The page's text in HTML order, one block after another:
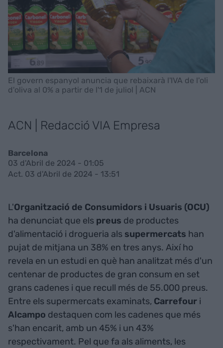
El govern espanyol anuncia que rebaixarà l'IVA de l'oli
d'oliva al 0% a partir de l'1 de juliol | ACN
ACN | Redacció VIA Empresa
Barcelona
03 d'Abril de 2024 - 01:05
Act. 03 d'Abril de 2024 - 13:51
L'Organització de Consumidors i Usuaris (OCU)
ha denunciat que els preus de productes
d'alimentació i drogueria als supermercats han
pujat de mitjana un 38% en tres anys. Així ho
revela en un estudi en què han analitzat més d'un
centenar de productes de gran consum en set
grans cadenes i que recull més de 55.000 preus.
Entre els supermercats examinats, Carrefour i
Alcampo destaquen com les cadenes que més
s'han encarit, amb un 45% i un 43%
respectivament. Pel que fa als aliments, les